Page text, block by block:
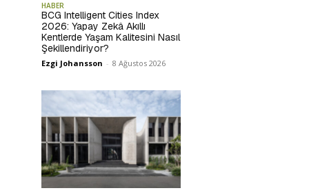
HABER
BCG Intelligent Cities Index
2026: Yapay Zekâ Akıllı
Kentlerde Yaşam Kalitesini Nasıl
Şekillendiriyor?
Ezgi Johansson - 8 Ağustos 2026